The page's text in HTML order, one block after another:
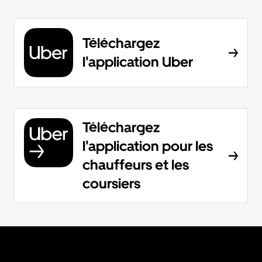
Téléchargez
l'application Uber
Téléchargez
l'application pour les
chauffeurs et les
coursiers